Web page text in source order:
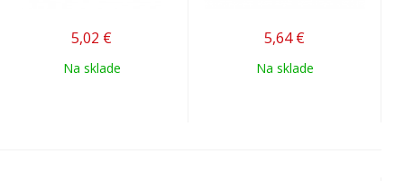
5,02 €
Na sklade
5,64 €
Na sklade